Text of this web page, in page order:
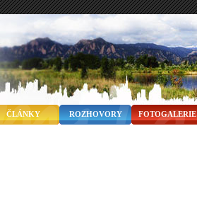
ČLÁNKY ROZHOVORY FOTOGALERIE